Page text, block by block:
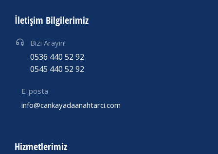
İletişim Bilgilerimiz
Bizi Arayın!
0536 440 52 92
0545 440 52 92
E-posta
info@cankayadaanahtarci.com
Hizmetlerimiz